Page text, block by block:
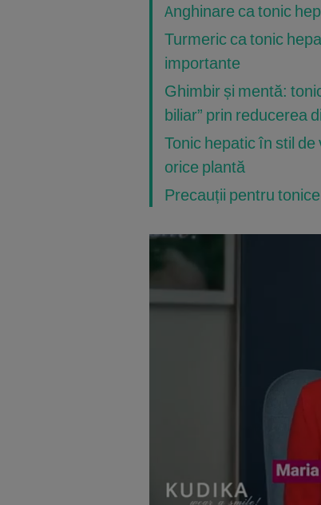
Anghinare ca tonic
Turmeric ca tonic
importante
Ghimbir și mentă:
biliar” prin reducerea
Tonic hepatic în stil
orice plantă
Precauții pentru